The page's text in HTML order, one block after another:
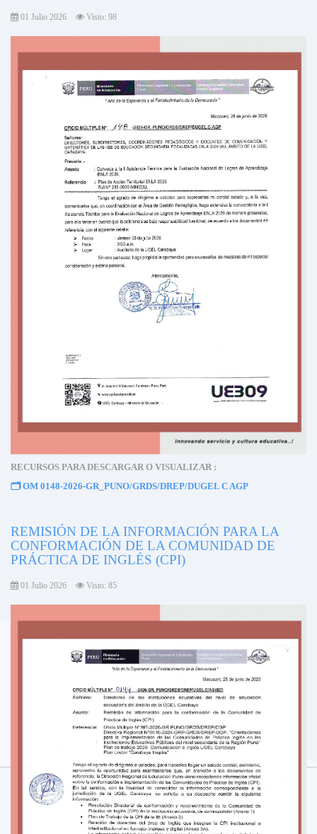
01 Julio 2026 Visto: 98
RECURSOS PARA DESCARGAR O VISUALIZAR :
🗂️ OM 0148-2026-GR_PUNO/GRDS/DREP/DUGEL C AGP
REMISIÓN DE LA INFORMACIÓN PARA LA
CONFORMACIÓN DE LA COMUNIDAD DE
PRÁCTICA DE INGLÉS (CPI)
01 Julio 2026 Visto: 85